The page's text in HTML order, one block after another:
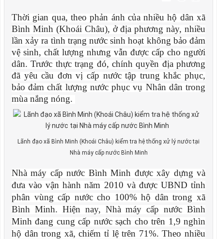
Thời gian qua, theo phản ánh của nhiều hộ dân xã
Bình Minh (Khoái Châu), ở địa phương này, nhiều
lần xảy ra tình trạng nước sinh hoạt không bảo đảm
vệ sinh, chất lượng nhưng vẫn được cấp cho người
dân. Trước thực trạng đó, chính quyền địa phương
đã yêu cầu đơn vị cấp nước tập trung khắc phục,
bảo đảm chất lượng nước phục vụ Nhân dân trong
mùa nắng nóng.
Lãnh đạo xã Bình Minh (Khoái Châu) kiểm tra hệ thống xử lý nước tại
Nhà máy cấp nước Bình Minh
Nhà máy cấp nước Bình Minh được xây dựng và
đưa vào vận hành năm 2010 và được UBND tỉnh
phân vùng cấp nước cho 100% hộ dân trong xã
Bình Minh. Hiện nay, Nhà máy cấp nước Bình
Minh đang cung cấp nước sạch cho trên 1,9 nghìn
hộ dân trong xã, chiếm tỉ lệ trên 71%. Theo nhiều